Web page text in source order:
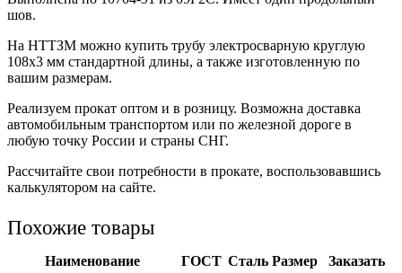
шов.
На НТТЗМ можно купить трубу электросварную круглую
108х3 мм стандартной длины, а также изготовленную по
вашим размерам.
Реализуем прокат оптом и в розницу. Возможна доставка
автомобильным транспортом или по железной дороге в
любую точку России и страны СНГ.
Рассчитайте свои потребности в прокате, воспользовавшись
калькулятором на сайте.
Похожие товары
Наименование ГОСТ Сталь Размер
Заказать